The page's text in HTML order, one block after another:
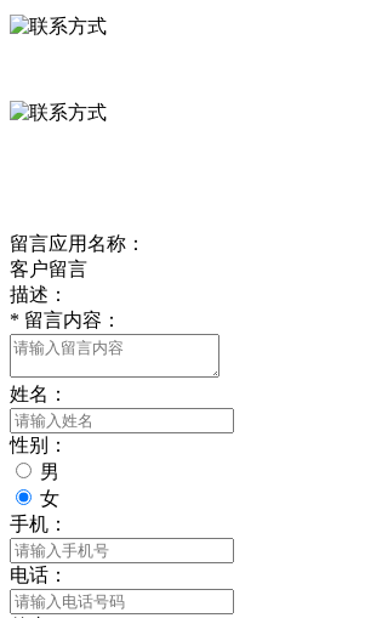
留言应用名称：
客户留言
描述：
* 留言内容：
姓名：
性别：
男
女
手机：
电话：